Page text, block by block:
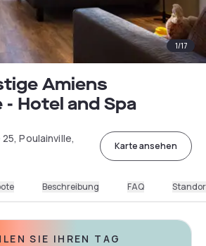
1/17
Amiens
Hotel and Spa
Poulainville,
Karte ansehen
Beschreibung FAQ
SIE IHREN TAG